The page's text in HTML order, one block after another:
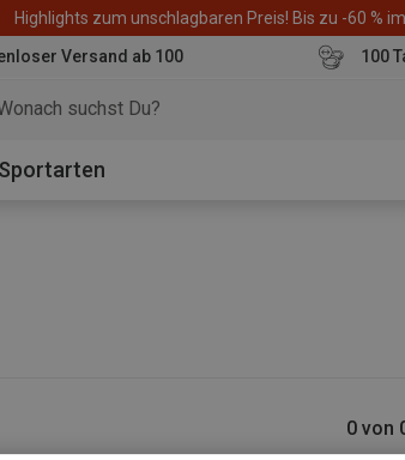
Highlights zum unschlagbaren Preis! Bis zu -60 %
Versand ab 100
100
Sportarten
0 von